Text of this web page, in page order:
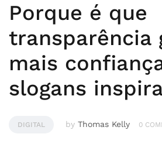
Porque é que
transparência
mais
slogans
DIGITAL by Thomas Kelly 0